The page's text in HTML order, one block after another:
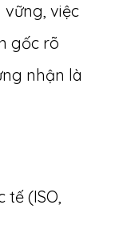
việc
gốc rõ
nhận là
(ISO,